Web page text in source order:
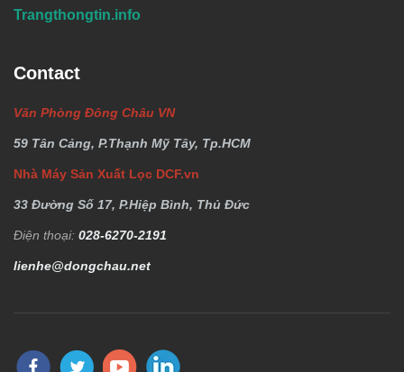
Trangthongtin.info
Contact
Văn Phòng Đông Châu VN
59 Tân Cảng, P.Thạnh Mỹ Tây, Tp.HCM
Nhà Máy Sản Xuất Lọc DCF.vn
33 Đường Số 17, P.Hiệp Bình, Thủ Đức
Điện thoại: 028-6270-2191
lienhe@dongchau.net